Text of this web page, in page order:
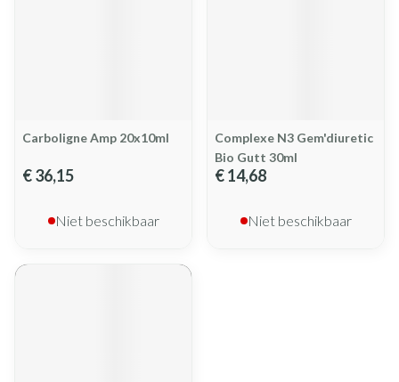
Carboligne Amp 20x10ml
€ 36,15
Niet beschikbaar
Complexe N3 Gem'diuretic
Bio Gutt 30ml
€ 14,68
Niet beschikbaar